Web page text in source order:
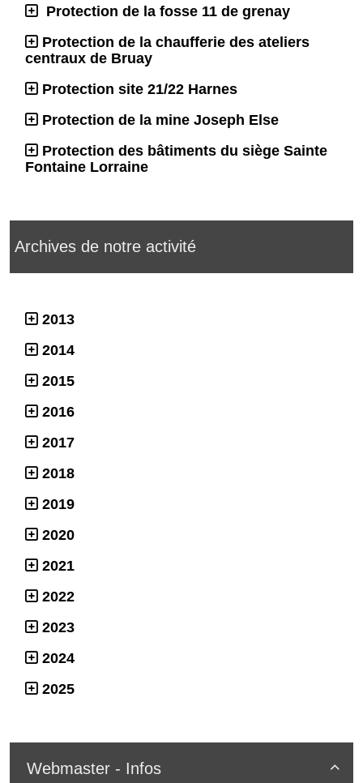
Protection de la fosse 11 de grenay
Protection de la chaufferie des ateliers
centraux de Bruay
Protection site 21/22 Harnes
Protection de la mine Joseph Else
Protection des bâtiments du siège Sainte
Fontaine Lorraine
Archives de notre activité
2013
2014
2015
2016
2017
2018
2019
2020
2021
2022
2023
2024
2025

Webmaster - Infos